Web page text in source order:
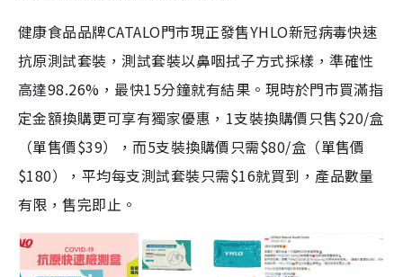
健康食品品牌CATALO門市現正發售YHLO新冠病毒快速
抗原測試套裝，測試套裝以鼻咽拭子方式採樣，準確性
高達98.26%，最快15分鐘就有結果。現時於門市買滿指
定金額換購更可享有獨家優惠，1支裝換購價只售$20/盒
（單售價$39），而5支裝換購價只需$80/盒（單售價
$180），平均每支測試套裝只需$16就買到，產品數量
有限，售完即止。